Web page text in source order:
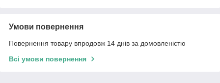
Умови повернення
Повернення товару впродовж 14 днів за домовленістю
Всі умови повернення